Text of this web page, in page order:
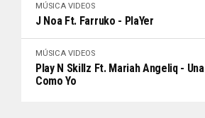
MÚSICA VIDEOS
J Noa Ft. Farruko - PlaYer
MÚSICA VIDEOS
Play N Skillz Ft. Mariah Angeliq - Una
Como Yo